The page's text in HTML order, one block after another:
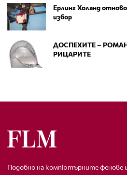
Ерлинг Холанд
избор
ДОСПЕХИТЕ –
РИЦАРИТЕ
Подобно на компютърните фенове